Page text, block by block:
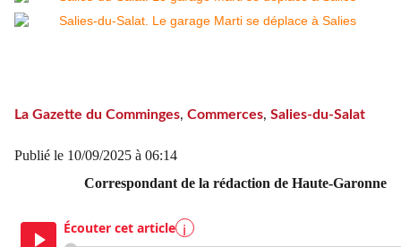
La Gazette du Comminges, Commerces, Salies-du-Salat
Publié le 10/09/2025 à 06:14
Correspondant de la rédaction de Haute-Garonne
Écouter cet article i